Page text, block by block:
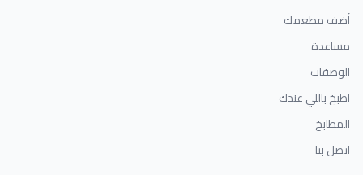
أضف مطعمك
مساعدة
الوصفات
اطبخ باللي عندك
المطابخ
اتصل بنا